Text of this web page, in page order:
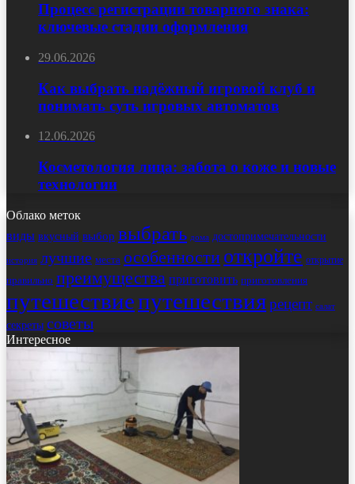
Процесс регистрации товарного знака:
ключевые стадии оформления
29.06.2026
Как выбрать надёжный игровой клуб и
понимать суть игровых автоматов
12.06.2026
Косметология лица: забота о коже и новые
технологии
Облако меток
виды вкусный выбор выбрать дома достопримечательности
история лучшие места особенности откройте открытие
правильно преимущества приготовить приготовления
путешествиепутешествиярецепт салат
секреты советы
Интересное